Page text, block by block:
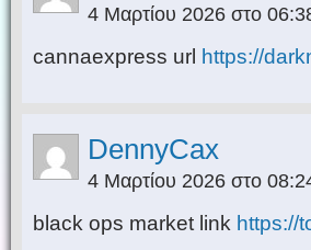
4 Μαρτίου 2026 στο
cannaexpress url https://
DennyCax
4 Μαρτίου 2026 στο
black ops market link https://